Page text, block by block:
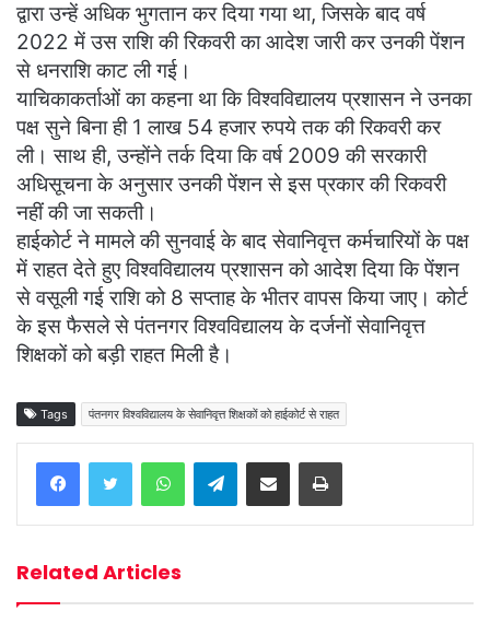
द्वारा उन्हें अधिक भुगतान कर दिया गया था, जिसके बाद वर्ष
2022 में उस राशि की रिकवरी का आदेश जारी कर उनकी पेंशन
से धनराशि काट ली गई।
याचिकाकर्ताओं का कहना था कि विश्वविद्यालय प्रशासन ने उनका
पक्ष सुने बिना ही 1 लाख 54 हजार रुपये तक की रिकवरी कर
ली। साथ ही, उन्होंने तर्क दिया कि वर्ष 2009 की सरकारी
अधिसूचना के अनुसार उनकी पेंशन से इस प्रकार की रिकवरी
नहीं की जा सकती।
हाईकोर्ट ने मामले की सुनवाई के बाद सेवानिवृत्त कर्मचारियों के पक्ष
में राहत देते हुए विश्वविद्यालय प्रशासन को आदेश दिया कि पेंशन
से वसूली गई राशि को 8 सप्ताह के भीतर वापस किया जाए। कोर्ट
के इस फैसले से पंतनगर विश्वविद्यालय के दर्जनों सेवानिवृत्त
शिक्षकों को बड़ी राहत मिली है।
Tags पंतनगर विश्वविद्यालय के सेवानिवृत्त शिक्षकों को हाईकोर्ट से राहत
WhatsAppTelegramShare via Email Print
Related Articles